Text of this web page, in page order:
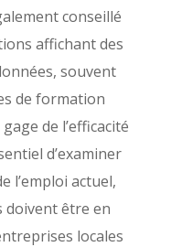
conseillé
affichant des
souvent
de formation
de l’efficacité
d’examiner
l’emploi actuel,
doivent être en
locales